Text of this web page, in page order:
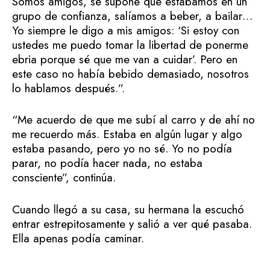
grupo de confianza, salíamos a beber, a bailar…
Yo siempre le digo a mis amigos: ‘Si estoy con
ustedes me puedo tomar la libertad de ponerme
ebria porque sé que me van a cuidar’. Pero en
este caso no había bebido demasiado, nosotros
lo hablamos después.”.
“Me acuerdo de que me subí al carro y de ahí no
me recuerdo más. Estaba en algún lugar y algo
estaba pasando, pero yo no sé. Yo no podía
parar, no podía hacer nada, no estaba
consciente”, continúa.
Cuando llegó a su casa, su hermana la escuchó
entrar estrepitosamente y salió a ver qué pasaba.
Ella apenas podía caminar.